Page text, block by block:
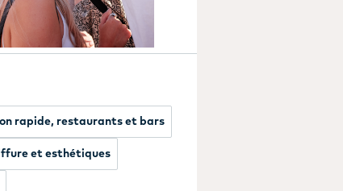
rapide, restaurants et bars
et esthétiques